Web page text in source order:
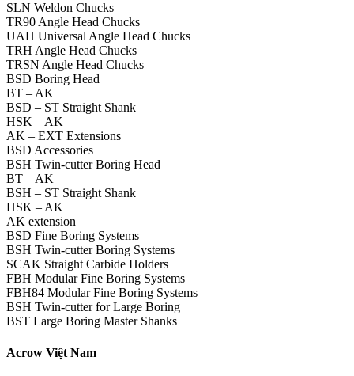
SLN Weldon Chucks
TR90 Angle Head Chucks
UAH Universal Angle Head Chucks
TRH Angle Head Chucks
TRSN Angle Head Chucks
BSD Boring Head
BT – AK
BSD – ST Straight Shank
HSK – AK
AK – EXT Extensions
BSD Accessories
BSH Twin-cutter Boring Head
BT – AK
BSH – ST Straight Shank
HSK – AK
AK extension
BSD Fine Boring Systems
BSH Twin-cutter Boring Systems
SCAK Straight Carbide Holders
FBH Modular Fine Boring Systems
FBH84 Modular Fine Boring Systems
BSH Twin-cutter for Large Boring
BST Large Boring Master Shanks
Acrow Việt Nam